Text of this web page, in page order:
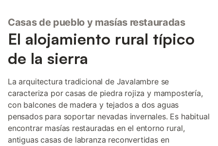
Casas de pueblo y masías restauradas
El alojamiento rural típico
de la sierra
La arquitectura tradicional de Javalambre se
caracteriza por casas de piedra rojiza y mampostería,
con balcones de madera y tejados a dos aguas
pensados para soportar nevadas invernales. Es habitual
encontrar masías restauradas en el entorno rural,
antiguas casas de labranza reconvertidas en